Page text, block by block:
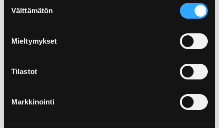
valinta
Välttämätön
Mieltymykset
Tilastot
Markkinointi
Osaatko lajitella muovin? Tarkista, ovatko
Muovin lajitteluun liittyy monia harhaluuloja. Tiesitkö, että
kahvipaketti kuuluu muovinkeräykseen, mutta hiusharja...